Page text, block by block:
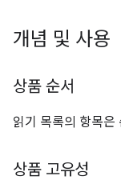
개념 및 사용
상품 순서
읽기 목록의 항목은
상품 고유성